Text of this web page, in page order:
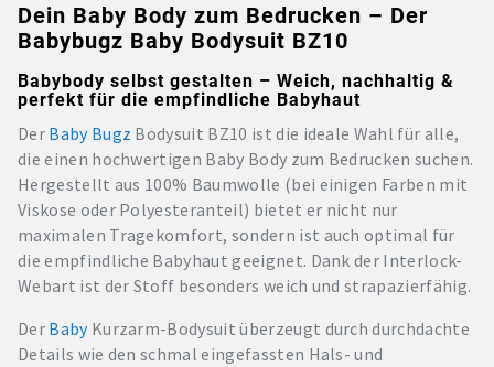
Dein Baby Body zum Bedrucken – Der
Babybugz Baby Bodysuit BZ10
Babybody selbst gestalten – Weich, nachhaltig &
perfekt für die empfindliche Babyhaut
Der Baby Bugz Bodysuit BZ10 ist die ideale Wahl für alle,
die einen hochwertigen Baby Body zum Bedrucken suchen.
Hergestellt aus 100% Baumwolle (bei einigen Farben mit
Viskose oder Polyesteranteil) bietet er nicht nur
maximalen Tragekomfort, sondern ist auch optimal für
die empfindliche Babyhaut geeignet. Dank der Interlock-
Webart ist der Stoff besonders weich und strapazierfähig.
Der BabyKurzarm-Bodysuit überzeugt durch durchdachte
Details wie den schmal eingefassten Hals- und